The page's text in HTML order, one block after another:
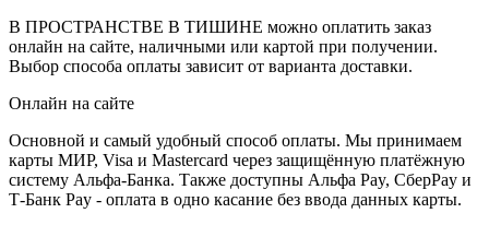
В ПРОСТРАНСТВЕ В ТИШИНЕ можно оплатить заказ
онлайн на сайте, наличными или картой при получении.
Выбор способа оплаты зависит от варианта доставки.
Онлайн на сайте
Основной и самый удобный способ оплаты. Мы принимаем
карты МИР, Visa и Mastercard через защищённую платёжную
систему Альфа-Банка. Также доступны Альфа Pay, СберPay и
Т-Банк Pay - оплата в одно касание без ввода данных карты.